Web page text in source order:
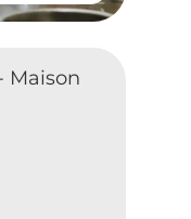
Maison